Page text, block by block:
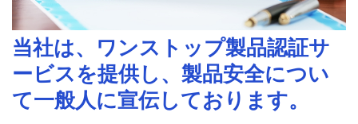
当社は、ワンストップ製品認証サ
ービスを提供し、製品安全につい
て一般人に宣伝しております。